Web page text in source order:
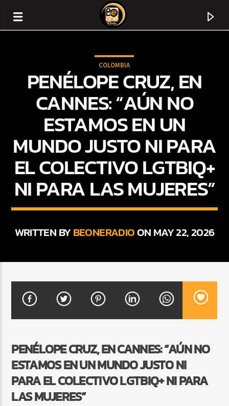
CURRENT TRACK
TITLE
BACHATA PARA EL CAMINO
5:00 PM 7:00 PM
Beone Radio
COLOMBIA
PENÉLOPE CRUZ, EN
CANNES: “AÚN NO
ESTAMOS EN UN
MUNDO JUSTO NI PARA
EL COLECTIVO LGTBIQ+
NI PARA LAS MUJERES”
WRITTEN BYBEONERADIOON MAY 22, 2026
PENÉLOPE CRUZ, EN CANNES: “AÚN NO
ESTAMOS EN UN MUNDO JUSTO NI
PARA EL COLECTIVO LGTBIQ+ NI PARA
LAS MUJERES”